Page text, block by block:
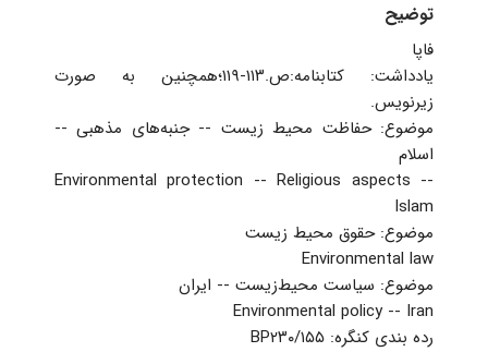
توضیح
فاپا
‏یادداشت: کتابنامه:ص.۱۱۳-۱۱۹؛‌همچنین به صورت
زیرنویس.
‏موضوع: حفاظت محیط زیست -- جنبه‌های مذهبی --
اسلام
Environmental protection -- Religious aspects --
Islam
‏موضوع: حقوق محیط زیست
Environmental law
‏موضوع: سیاست محیط‌زیست -- ایران
Environmental policy -- Iran
‏رده بندی کنگره: ‏‫‭BP۲۳۰/۱۵۵‬‬